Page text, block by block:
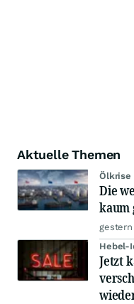
Aktuelle Themen
Ölkrise
Die
kaum
Hebel-
Jetzt